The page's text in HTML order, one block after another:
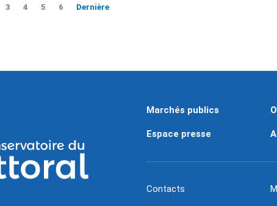
3 4 5 6 Dernière
Marchés publics
Espace presse
Contacts